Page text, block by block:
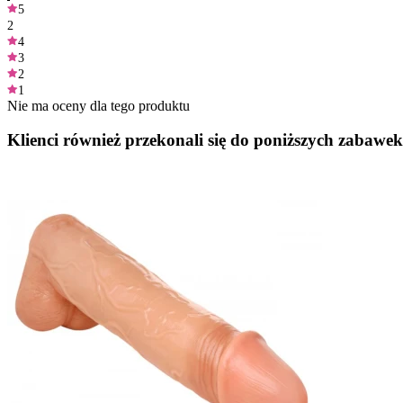
5
2
4
3
2
1
Nie ma oceny dla tego produktu
Klienci również przekonali się do poniższych